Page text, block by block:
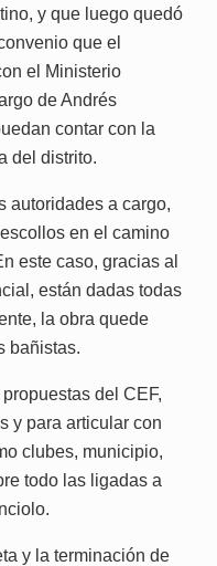
y que luego quedó
que el
el Ministerio
de Andrés
contar con la
del distrito.
autoridades a cargo,
en el camino
este caso, gracias al
están dadas todas
la obra quede
bañistas.
del CEF,
y para articular con
clubes, municipio,
todo las ligadas a
y la terminación de